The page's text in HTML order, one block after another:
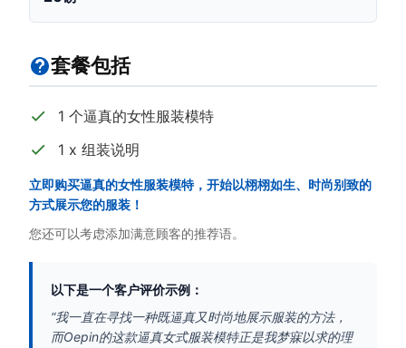
套餐包括
1 个逼真的女性服装模特
1 x 组装说明
立即购买逼真的女性服装模特，开始以栩栩如生、时尚别致的
方式展示您的服装！
您还可以考虑添加满意顾客的推荐语。
以下是一个客户评价示例：
“我一直在寻找一种既逼真又时尚地展示服装的方法，
而Oepin的这款逼真女式服装模特正是我梦寐以求的理